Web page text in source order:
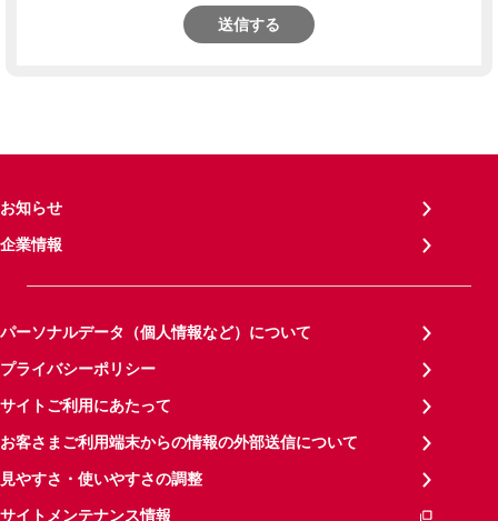
送信する
お知らせ
企業情報
パーソナルデータ（個人情報など）について
プライバシーポリシー
サイトご利用にあたって
お客さまご利用端末からの情報の外部送信について
見やすさ・使いやすさの調整
サイトメンテナンス情報